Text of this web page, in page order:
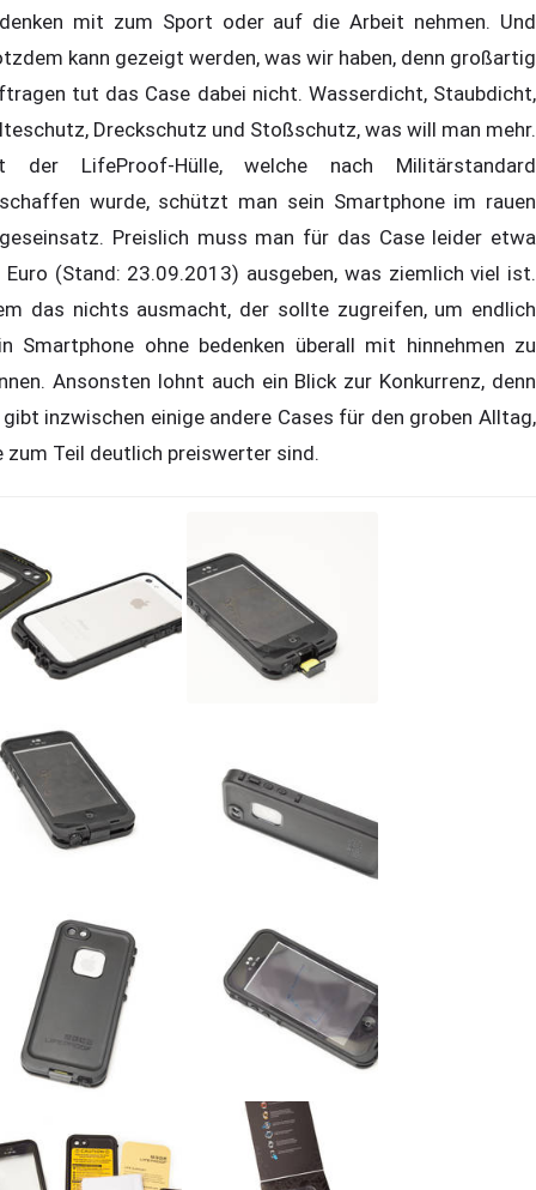
mit zum Sport oder auf die Arbeit nehmen. Und
kann gezeigt werden, was wir haben, denn großartig
tut das Case dabei nicht. Wasserdicht, Staubdicht,
Dreckschutz und Stoßschutz, was will man mehr.
der LifeProof-Hülle, welche nach Militärstandard
wurde, schützt man sein Smartphone im rauen
Preislich muss man für das Case leider etwa
Euro (Stand: 23.09.2013) ausgeben, was ziemlich viel ist.
das nichts ausmacht, der sollte zugreifen, um endlich
Smartphone ohne bedenken überall mit hinnehmen zu
Ansonsten lohnt auch ein Blick zur Konkurrenz, denn
inzwischen einige andere Cases für den groben Alltag,
zum Teil deutlich preiswerter sind.